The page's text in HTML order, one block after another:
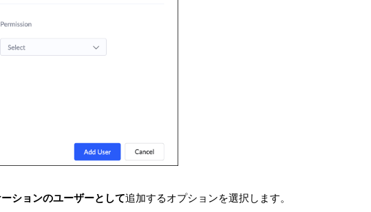
ションのユーザーとして追加するオプションを選択します。